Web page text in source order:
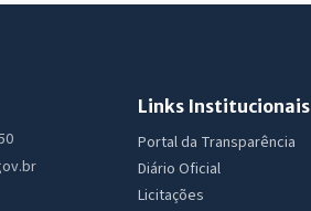
Links Institucionais
Portal da Transparência
Diário Oficial
Licitações